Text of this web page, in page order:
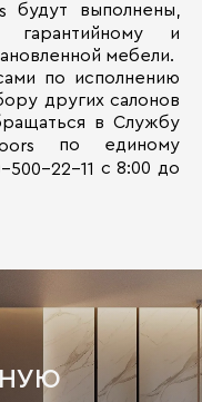
будут выполнены,
гарантийному и
мебели.
по исполнению
других салонов
в Службу
по единому
500-22-11 с 8:00 до